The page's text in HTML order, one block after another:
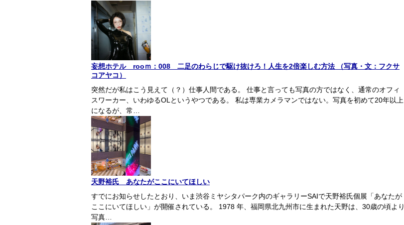
妄想ホテル rooｍ：008 二足のわらじで駆け抜けろ！人生を2倍楽しむ方法 （写真・文：フクサ
コアヤコ）
突然だが私はこう見えて（？）仕事人間である。 仕事と言っても写真の方ではなく、通常のオフィ
スワーカー、いわゆるOLというやつである。 私は専業カメラマンではない。写真を初めて20年以上
になるが、常…
天野裕氏 あなたがここにいてほしい
すでにお知らせしたとおり、いま渋谷ミヤシタパーク内のギャラリーSAIで天野裕氏個展「あなたが
ここにいてほしい」が開催されている。 1978 年、福岡県北九州市に生まれた天野は、30歳の頃より
写真…